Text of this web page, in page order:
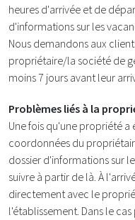
heures d'arrivée et de
d'informations sur les
Nous demandons aux
propriétaire/la société de
moins 7 jours avant leur
Problèmes liés à la
Une fois qu'une propriété
coordonnées du
dossier d'informations sur
suivre à partir de là. À
directement avec le
l'établissement. Dans le